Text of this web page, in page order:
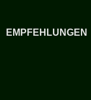
EMPFEHLUNGEN